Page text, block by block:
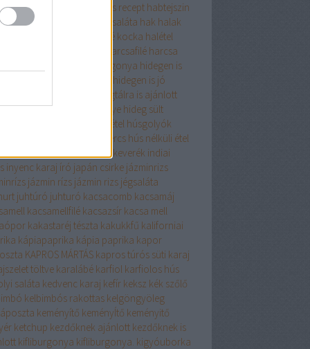
muffin
gyümölcsös recept habtejszin
hagymaleves hagymasaláta hak halak
halászlé kocka halétel
harcsafilé harcsa
Hasselbach burgonya hidegen is
hidegen is jó
hidegtálra is ajánlott
kiváló
hideg pecsenye hideg sült
húsétel húsgolyók
hústekercs hús nélküli étel
indiai fűszerkeverék indiai
inyenc karaj író japán csirke jázminrizs
jázmin rízs jázmin rizs jégsaláta
juhtúró juhturó kacsacomb kacsamáj
kacsamellfilé kacsazsír kacsa mell
kakastaréj tészta kakukkfű kaliforniai
kápiapaprika kápia paprika kapor
KAPROS MÁRTÁS kapros túrós süti karaj
töltve karalábé karfiol karfiolos hús
saláta kedvenc karaj kefír keksz kék szőlő
kelbimbós rakottas kelgöngyöleg
keményítő keményÍtő keményitő
ketchup kezdőknek ajánlott kezdőknek is
kifliburgonya kifliburgonya. kigyóuborka